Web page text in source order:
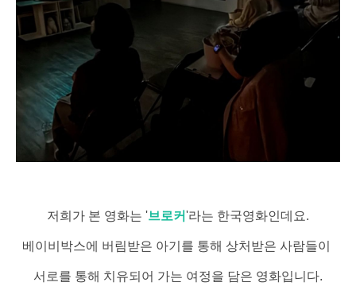
저희가 본 영화는 '브로커'라는 한국영화인데요.
베이비박스에 버림받은 아기를 통해 상처받은 사람들이
서로를 통해 치유되어 가는 여정을 담은 영화입니다.